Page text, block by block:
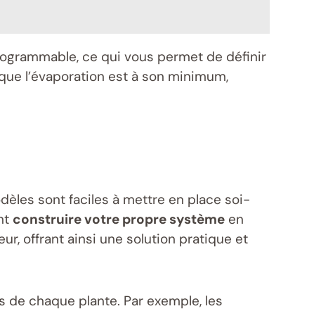
ce qui vous permet de définir
l’évaporation est à son minimum,
sont faciles à mettre en place soi-
construire votre propre système en
offrant ainsi une solution pratique et
chaque plante. Par exemple, les